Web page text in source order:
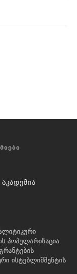
პოპულარიზაცია.
ისტებლიშმენტის